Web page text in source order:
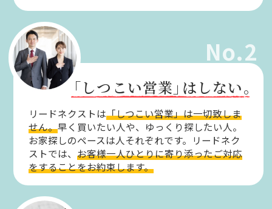
No.2
「しつこい営業」はしない。
リードネクストは「しつこい営業」は一切致しま
せん。早く買いたい人や、ゆっくり探したい人。
お家探しのペースは人それぞれです。リードネク
ストでは、お客様一人ひとりに寄り添ったご対応
をすることをお約束します。